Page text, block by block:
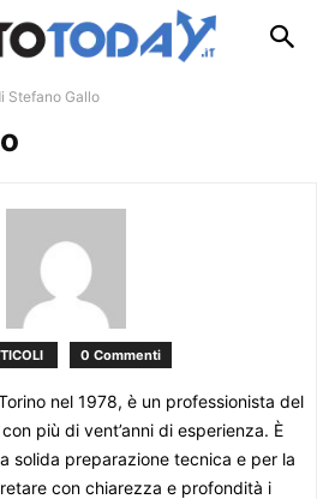
Stefano Gallo
0 Commenti
nel 1978, è un professionista del
più di vent’anni di esperienza. È
solida preparazione tecnica e per la
con chiarezza e profondità i